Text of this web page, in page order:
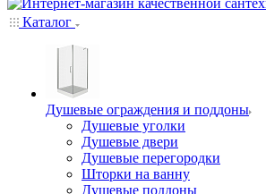
Каталог
Душевые ограждения и поддоны
Душевые уголки
Душевые двери
Душевые перегородки
Шторки на ванну
Душевые поддоны